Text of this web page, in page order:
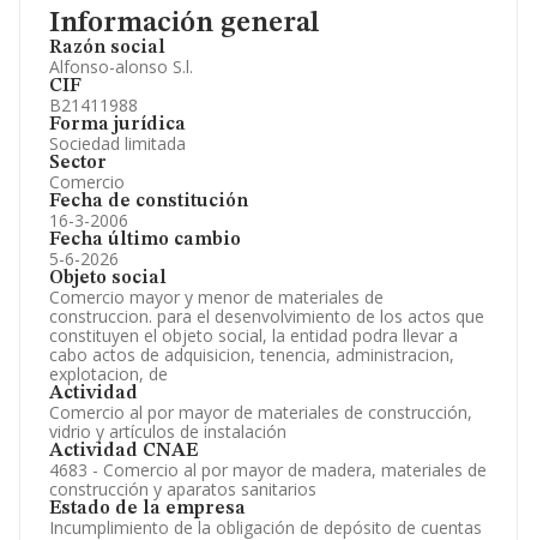
Información general
Razón social
Alfonso-alonso S.l.
CIF
B21411988
Forma jurídica
Sociedad limitada
Sector
Comercio
Fecha de constitución
16-3-2006
Fecha último cambio
5-6-2026
Objeto social
Comercio mayor y menor de materiales de
construccion. para el desenvolvimiento de los actos que
constituyen el objeto social, la entidad podra llevar a
cabo actos de adquisicion, tenencia, administracion,
explotacion, de
Actividad
Comercio al por mayor de materiales de construcción,
vidrio y artículos de instalación
Actividad CNAE
4683 - Comercio al por mayor de madera, materiales de
construcción y aparatos sanitarios
Estado de la empresa
Incumplimiento de la obligación de depósito de cuentas
Información oficial y registral complementaria.